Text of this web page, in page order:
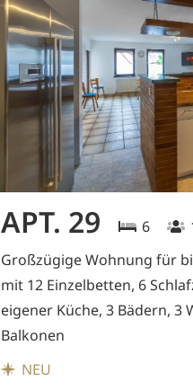
APT. 29 6
Großzügige Wohnung für
mit 12 Einzelbetten, 6
eigener Küche, 3 Bädern, 3
Balkonen
NEU